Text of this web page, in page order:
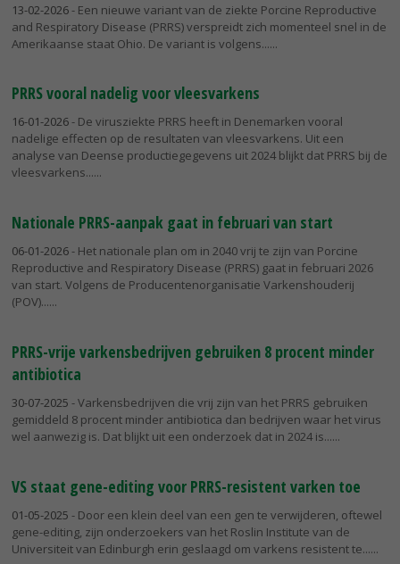
13-02-2026- Een nieuwe variant van de ziekte Porcine Reproductive
and Respiratory Disease (PRRS) verspreidt zich momenteel snel in de
Amerikaanse staat Ohio. De variant is volgens...
PRRS vooral nadelig voor vleesvarkens
16-01-2026- De virusziekte PRRS heeft in Denemarken vooral
nadelige effecten op de resultaten van vleesvarkens. Uit een
analyse van Deense productiegegevens uit 2024 blijkt dat PRRS bij de
vleesvarkens...
Nationale PRRS-aanpak gaat in februari van start
06-01-2026- Het nationale plan om in 2040 vrij te zijn van Porcine
Reproductive and Respiratory Disease (PRRS) gaat in februari 2026
van start. Volgens de Producentenorganisatie Varkenshouderij
(POV)...
PRRS-vrije varkensbedrijven gebruiken 8 procent minder
antibiotica
30-07-2025 - Varkensbedrijven die vrij zijn van het PRRS gebruiken
gemiddeld 8 procent minder antibiotica dan bedrijven waar het virus
wel aanwezig is. Dat blijkt uit een onderzoek dat in 2024 is...
VS staat gene-editing voor PRRS-resistent varken toe
01-05-2025 - Door een klein deel van een gen te verwijderen, oftewel
gene-editing, zijn onderzoekers van het Roslin Institute van de
Universiteit van Edinburgh erin geslaagd om varkens resistent te...